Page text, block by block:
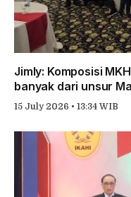
Jimly: Komposisi
banyak dari unsur
15 July 2026 • 13:34 WIB